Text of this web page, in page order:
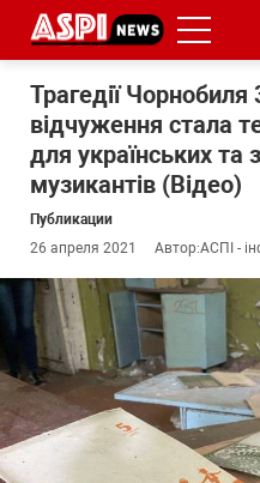
Трагедії Чорнобиля
відчуження стала
для українських та
музикантів (Відео)
Публикации
26 апреля 2021
Автор:АСПІ -
з
корупцією